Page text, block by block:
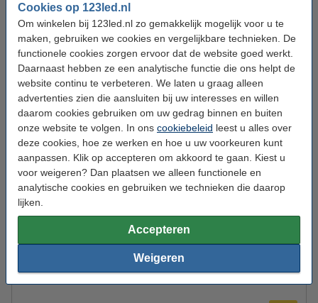
Cookies op 123led.nl
Om winkelen bij 123led.nl zo gemakkelijk mogelijk voor u te
maken, gebruiken we cookies en vergelijkbare technieken. De
functionele cookies zorgen ervoor dat de website goed werkt.
Daarnaast hebben ze een analytische functie die ons helpt de
website continu te verbeteren. We laten u graag alleen
advertenties zien die aansluiten bij uw interesses en willen
daarom cookies gebruiken om uw gedrag binnen en buiten
onze website te volgen. In ons cookiebeleid leest u alles over
deze cookies, hoe ze werken en hoe u uw voorkeuren kunt
aanpassen. Klik op accepteren om akkoord te gaan. Kiest u
voor weigeren? Dan plaatsen we alleen functionele en
analytische cookies en gebruiken we technieken die daarop
lijken.
Accepteren
Weigeren
Batterijen inbegrepen: Nee
Batterijtype:
Aantal batterijen: 3
Afmetingen: 7,5 x 10 cm (bxh)
Diameter: Ø 7,5 cm
Gebruik: Binnen
Aantal lampjes: 1
Oud voor nieuw: uw oude apparaat
Xtreme Power AAA batterijen | 4 stuks